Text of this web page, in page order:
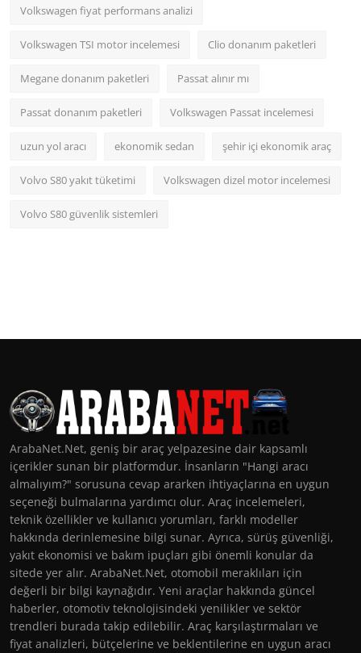
Volkswagen fiyat performans analizi
Volkswagen TSI motor incelemesi Clio donanım paketleri
Megane donanım paketleri Passat alınır mı
Passat donanım paketleri Volkswagen Passat incelemesi
uzun yol aracı ekonomik sedan şehir içi ekonomik araç
Volvo S80 yakıt tüketimi Volkswagen dizel motor incelemesi
Volvo S80 güvenlik sistemleri
ArabaNet.Net, geniş bir araç yelpazesine dair kapsamlı
içerikler sunan bir platformdur. İnsanların "Hangi aracı
almalıyım?" sorusuna cevap ararken ihtiyaçlarına en uygun
seçeneği bulmalarına yardımcı olur. Araç incelemeleri,
teknik özellikler ve kullanıcı yorumları, farklı modeller
hakkında derinlemesine bilgi sunar. Ayrıca, sürüş güvenliği,
yakıt ekonomisi ve bakım ipuçları gibi önemli konular da
sitede yer alır. ArabaNet.Net, otomobil meraklıları için
değerli bir bilgi kaynağıdır. Yeni araçlar hakkında güncel
haberler, otomotiv teknolojisindeki yenilikler ve sektör
trendleri burada takip edilebilir. Araç karşılaştırmaları ve
fiyat analizleri, bütçelerine ve beklentilerine en uygun aracı